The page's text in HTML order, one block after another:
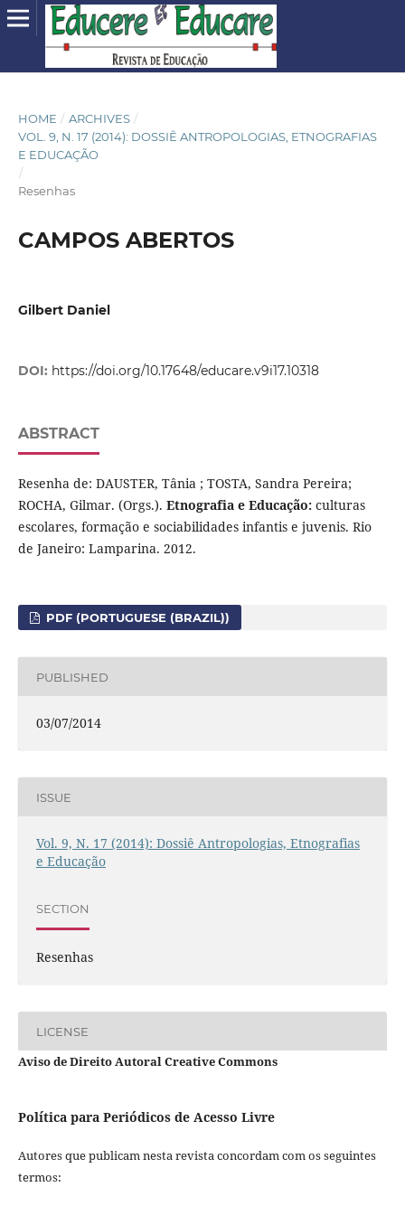
HOME / ARCHIVES /
VOL. 9, N. 17 (2014): DOSSIÊ ANTROPOLOGIAS, ETNOGRAFIAS
E EDUCAÇÃO
/
Resenhas
CAMPOS ABERTOS
Gilbert Daniel
DOI: https://doi.org/10.17648/educare.v9i17.10318
ABSTRACT
Resenha de: DAUSTER, Tânia ; TOSTA, Sandra Pereira;
ROCHA, Gilmar. (Orgs.). Etnografia e Educação:culturas
escolares, formação e sociabilidades infantis e juvenis. Rio
de Janeiro: Lamparina. 2012.
PDF (PORTUGUESE (BRAZIL))
PUBLISHED
03/07/2014
ISSUE
Vol. 9, N. 17 (2014): Dossiê Antropologias, Etnografias
e Educação
SECTION
Resenhas
LICENSE
Aviso de Direito Autoral Creative Commons
Política para Periódicos de Acesso Livre
Autores que publicam nesta revista concordam com os seguintes
termos: